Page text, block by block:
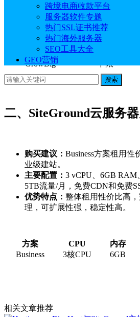
跨境电商收款平台
服务器软件专题
热门SSL证书推荐
热门海外服务器
SEO工具大全
GEO营销
搜索
方案 可建站数
GrowBig 不限
二、SiteGround云服务
购买建议： Business方案租用
业级建站。
主要配置： 3 vCPU、6GB RAM
5TB流量/月，免费CDN和免费
优势特点： 整体租用性价比高
理，可扩展性强，稳定性高。
方案 CPU 内存
Business
3核CPU 6GB
相关文章推荐